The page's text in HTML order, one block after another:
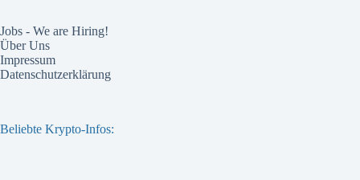
Jobs - We are Hiring!
Über Uns
Impressum
Datenschutzerklärung
Beliebte Krypto-Infos: